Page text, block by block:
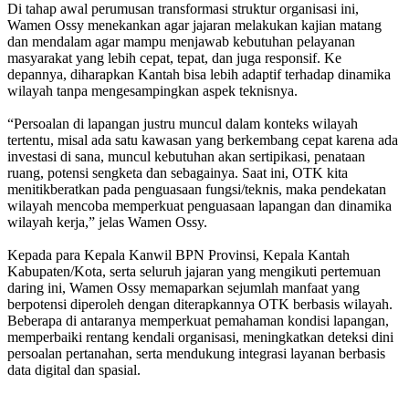
Di tahap awal perumusan transformasi struktur organisasi ini,
Wamen Ossy menekankan agar jajaran melakukan kajian matang
dan mendalam agar mampu menjawab kebutuhan pelayanan
masyarakat yang lebih cepat, tepat, dan juga responsif. Ke
depannya, diharapkan Kantah bisa lebih adaptif terhadap dinamika
wilayah tanpa mengesampingkan aspek teknisnya.
“Persoalan di lapangan justru muncul dalam konteks wilayah
tertentu, misal ada satu kawasan yang berkembang cepat karena ada
investasi di sana, muncul kebutuhan akan sertipikasi, penataan
ruang, potensi sengketa dan sebagainya. Saat ini, OTK kita
menitikberatkan pada penguasaan fungsi/teknis, maka pendekatan
wilayah mencoba memperkuat penguasaan lapangan dan dinamika
wilayah kerja,” jelas Wamen Ossy.
Kepada para Kepala Kanwil BPN Provinsi, Kepala Kantah
Kabupaten/Kota, serta seluruh jajaran yang mengikuti pertemuan
daring ini, Wamen Ossy memaparkan sejumlah manfaat yang
berpotensi diperoleh dengan diterapkannya OTK berbasis wilayah.
Beberapa di antaranya memperkuat pemahaman kondisi lapangan,
memperbaiki rentang kendali organisasi, meningkatkan deteksi dini
persoalan pertanahan, serta mendukung integrasi layanan berbasis
data digital dan spasial.